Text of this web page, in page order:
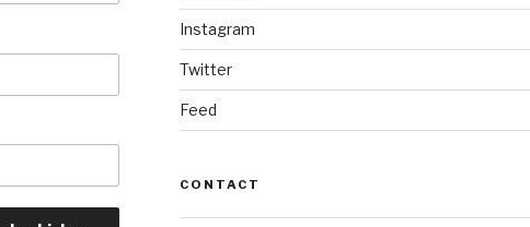
Instagram
Twitter
Feed
CONTACT